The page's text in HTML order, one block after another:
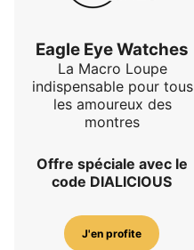
Eagle Eye Watches
La Macro Loupe
indispensable pour tous
les amoureux des
montres
Offre spéciale avec le
code DIALICIOUS
J'en profite